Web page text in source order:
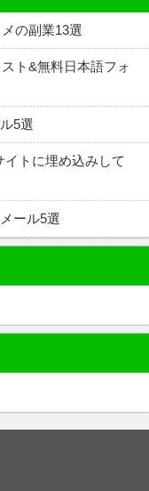
の副業13選
ト&無料日本語フォ
5選
トに埋め込みして
ール5選